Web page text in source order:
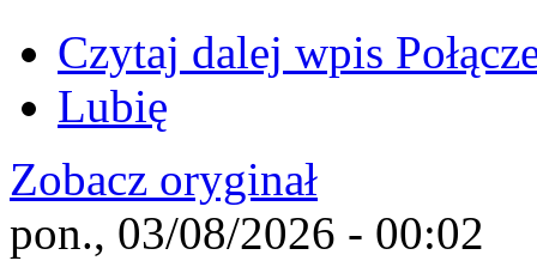
Czytaj dalej wpis
Lubię
Zobacz oryginał
pon., 03/08/2026 - 00:02